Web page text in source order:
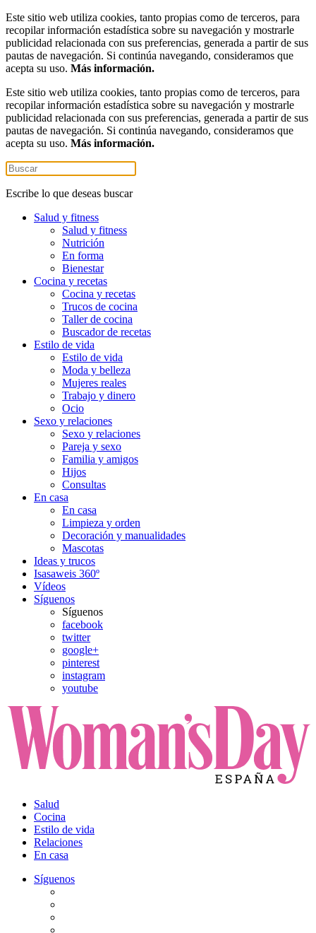
Este sitio web utiliza cookies, tanto propias como de terceros, para
recopilar información estadística sobre su navegación y mostrarle
publicidad relacionada con sus preferencias, generada a partir de sus
pautas de navegación. Si continúa navegando, consideramos que
acepta su uso. Más información.
Este sitio web utiliza cookies, tanto propias como de terceros, para
recopilar información estadística sobre su navegación y mostrarle
publicidad relacionada con sus preferencias, generada a partir de sus
pautas de navegación. Si continúa navegando, consideramos que
acepta su uso. Más información.
Escribe lo que deseas buscar
Salud y fitness
Salud y fitness
Nutrición
En forma
Bienestar
Cocina y recetas
Cocina y recetas
Trucos de cocina
Taller de cocina
Buscador de recetas
Estilo de vida
Estilo de vida
Moda y belleza
Mujeres reales
Trabajo y dinero
Ocio
Sexo y relaciones
Sexo y relaciones
Pareja y sexo
Familia y amigos
Hijos
Consultas
En casa
En casa
Limpieza y orden
Decoración y manualidades
Mascotas
Ideas y trucos
Isasaweis 360º
Vídeos
Síguenos
Síguenos
facebook
twitter
google+
pinterest
instagram
youtube
Salud
Cocina
Estilo de vida
Relaciones
En casa
Síguenos